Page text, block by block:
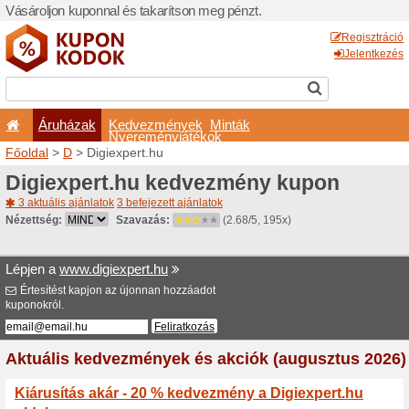
Vásároljon kuponnal és
Áruházak
Főoldal >D> Digiexpert.hu